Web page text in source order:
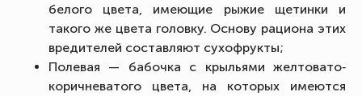
белого цвета, имеющие рыжие щетинки и
такого же цвета головку. Основу рациона этих
вредителей составляют сухофрукты;
Полевая — бабочка с крыльями желтовато‐
коричневатого цвета, на которых имеются